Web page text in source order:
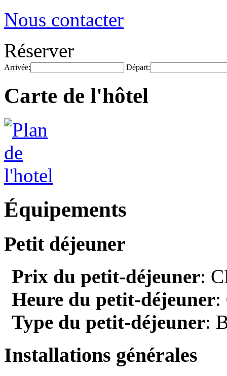
Nous contacter
Réserver
Arrivée: Départ:
Carte de l'hôtel
Équipements
Petit déjeuner
Prix du petit-déjeuner:
Heure du petit-déjeuner:
Type du petit-déjeuner:
Installations générales